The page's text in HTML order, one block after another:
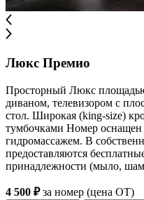
Люкс Премио
Просторный Люкс
диваном, телевизором с
стол. Широкая (king-size)
тумбочками Номер
гидромассажем. В
предоставляются
принадлежности (мыло,
4 500 ₽за номер (цена ОТ)